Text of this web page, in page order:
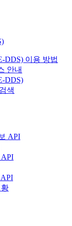
DDS) 이용 방법
안내
DDS)
색
API